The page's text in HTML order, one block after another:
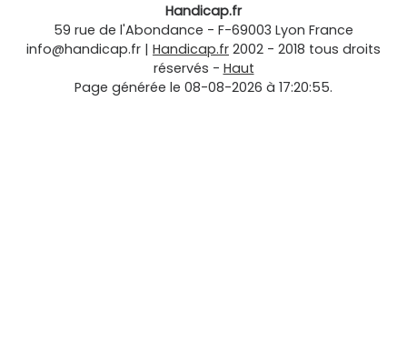
Handicap.fr
59 rue de l'Abondance - F-69003 Lyon France
info@handicap.fr | Handicap.fr 2002 - 2018 tous droits
réservés - Haut
Page générée le 08-08-2026 à 17:20:55.